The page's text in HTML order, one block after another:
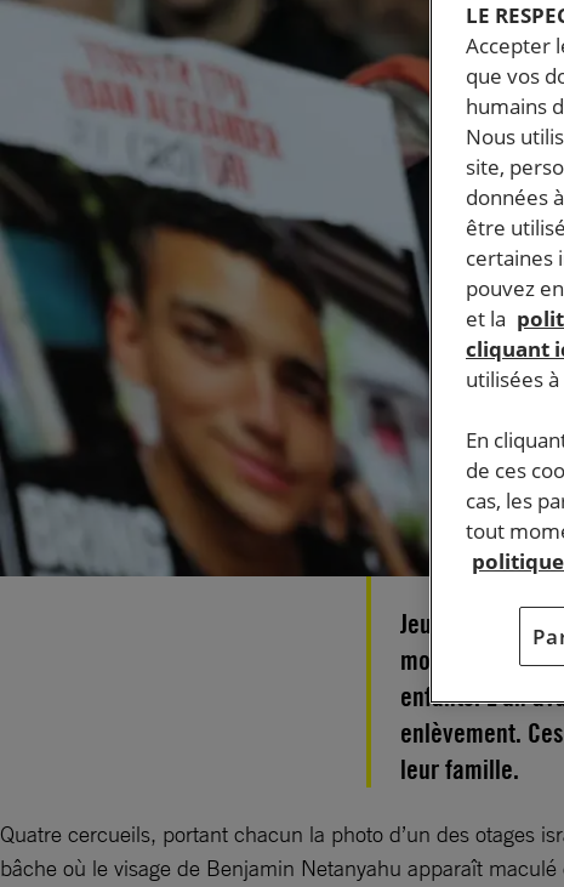
Jeudi 20 février,
morts à Gaza,
enfants. L’un
enlèvement.
leur famille.
Quatre cercueils, portant chacun la photo d’un des otages
bâche où le visage de Benjamin Netanyahu apparaît
LE
Accepter
que vos
humains
Nous
site,
données
être
certaines
pouvez
et la
cliquant
utilisées
En
de ces
cas, les
tout